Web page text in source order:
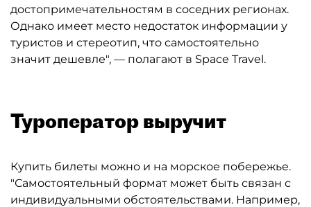
достопримечательностям в соседних регионах.
Однако имеет место недостаток информации у
туристов и стереотип, что самостоятельно
значит дешевле", — полагают в Space Travel.
Туроператор выручит
Купить билеты можно и на морское побережье.
"Самостоятельный формат может быть связан с
индивидуальными обстоятельствами. Например,